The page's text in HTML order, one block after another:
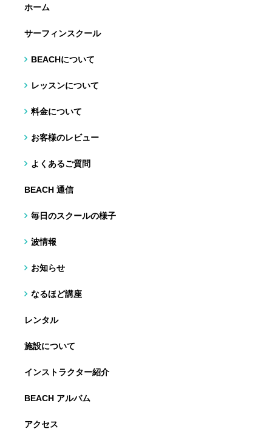
ホーム
サーフィンスクール
BEACHについて
レッスンについて
料金について
お客様のレビュー
よくあるご質問
BEACH 通信
毎日のスクールの様子
波情報
お知らせ
なるほど講座
レンタル
施設について
インストラクター紹介
BEACH アルバム
アクセス